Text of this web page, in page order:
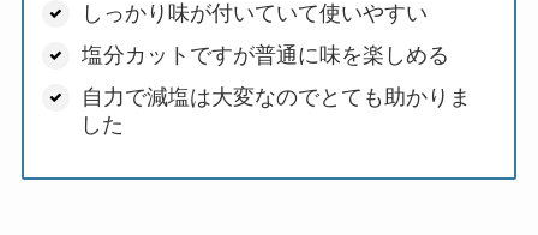
しっかり味が付いていて使いやすい
塩分カットですが普通に味を楽しめる
自力で減塩は大変なのでとても助かりま
した